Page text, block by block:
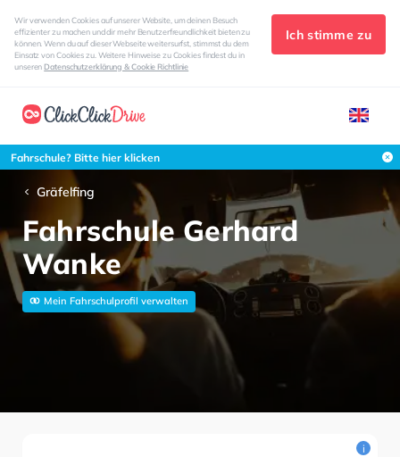
Wir verwenden Cookies auf unserer Website, um deinen Besuch
effizienter zu machen und dir mehr Benutzerfreundlichkeit bieten zu
können. Wenn du auf dieser Webseite weitersurfst, stimmst du dem
Einsatz von Cookies zu. Weitere Hinweise zu Cookies findest du in
unserenDatenschutzerklärung & Cookie Richtlinie
Ich stimme zu
Fahrschule? Bitte hier klicken
Gräfelfing
Fahrschule Gerhard
Wanke
Mein Fahrschulprofil verwalten
i